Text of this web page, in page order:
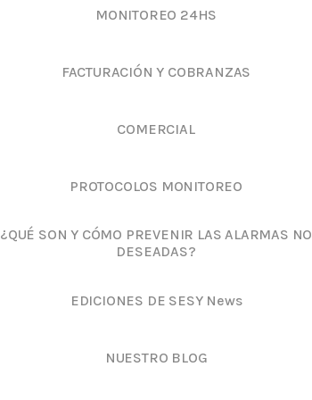
MONITOREO 24HS
FACTURACIÓN Y COBRANZAS
COMERCIAL
PROTOCOLOS MONITOREO
¿QUÉ SON Y CÓMO PREVENIR LAS ALARMAS NO
DESEADAS?
EDICIONES DE SESY News
NUESTRO BLOG